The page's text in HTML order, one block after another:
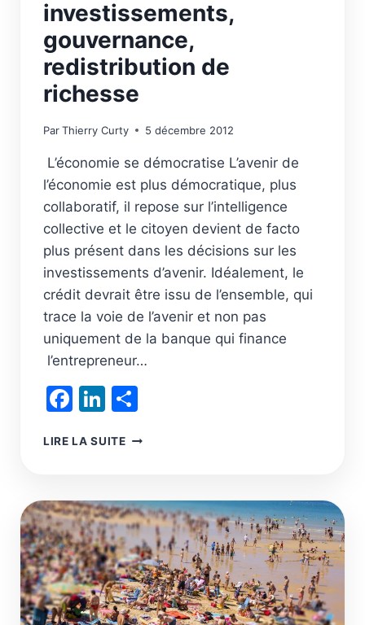
investissements,
gouvernance,
redistribution de
richesse
ParThierry Curty 5 décembre 2012
L’économie se démocratise L’avenir de
l’économie est plus démocratique, plus
collaboratif, il repose sur l’intelligence
collective et le citoyen devient de facto
plus présent dans les décisions sur les
investissements d’avenir. Idéalement, le
crédit devrait être issu de l’ensemble, qui
trace la voie de l’avenir et non pas
uniquement de la banque qui finance
l’entrepreneur…
Facebook
LinkedIn
LIRE LA SUITEDIVIDENDES,
DE
RICHESSE